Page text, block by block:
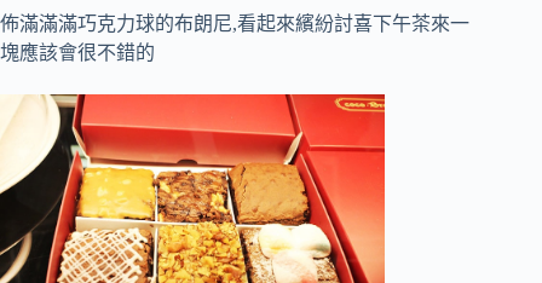
佈滿滿滿巧克力球的布朗尼,看起來繽紛討喜下午茶來一
塊應該會很不錯的